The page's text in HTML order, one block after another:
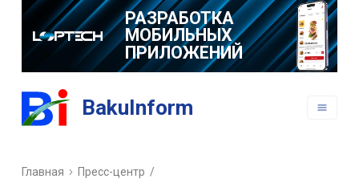
РАЗРАБОТКА
МОБИЛЬНЫХ
ПРИЛОЖЕНИЙ
BakuInform
Главная Пресс-центр /